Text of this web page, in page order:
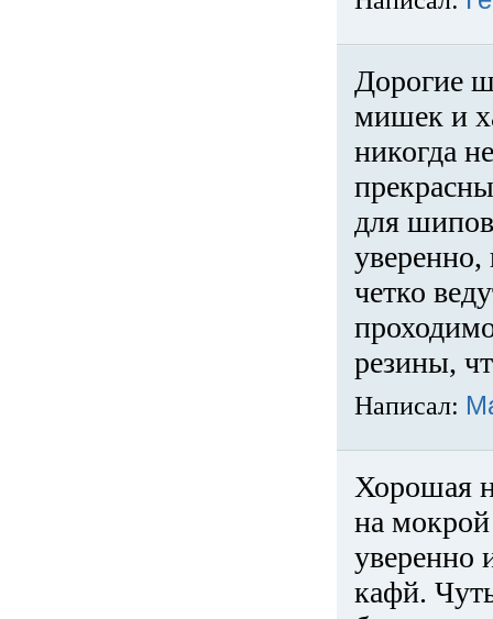
Дорогие
мишек и
никогда
для
четко
резины,
Написал:
Хорошая
на
уверенно
кафй.